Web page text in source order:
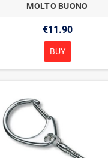
MOLTO BUONO
€11.90
BUY